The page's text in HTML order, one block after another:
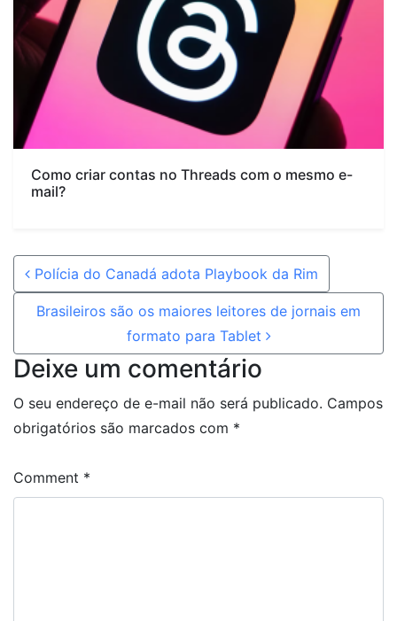
Como criar contas no Threads com o mesmo e-
mail?
Post navigation
Polícia do Canadá adota Playbook da Rim
Brasileiros são os maiores leitores de jornais em
formato para Tablet
Deixe um comentário
O seu endereço de e-mail não será publicado. Campos
obrigatórios são marcados com *
Comment *